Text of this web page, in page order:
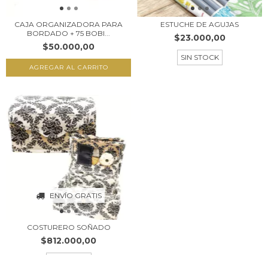
CAJA ORGANIZADORA PARA
BORDADO + 75 BOBI...
$50.000,00
ESTUCHE DE AGUJAS
$23.000,00
SIN STOCK
ENVÍO GRATIS
COSTURERO SOÑADO
$812.000,00